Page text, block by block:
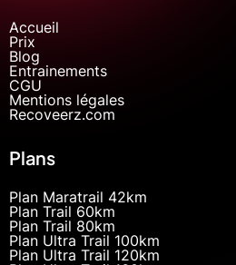
Accueil
Prix
Blog
Entrainements
CGU
Mentions légales
Recoveerz.com
Plans
Plan Maratrail 42km
Plan Trail 60km
Plan Trail 80km
Plan Ultra Trail 100km
Plan Ultra Trail 120km